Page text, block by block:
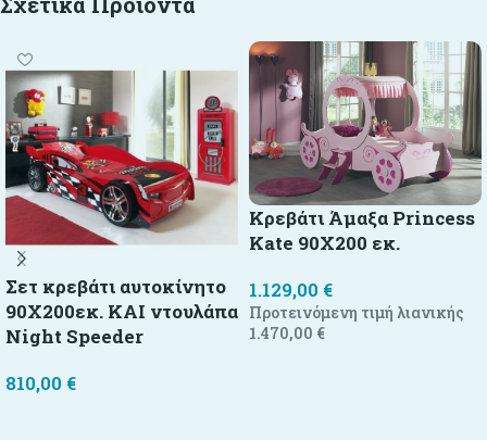
Σετ κρεβάτι αυτοκίνητο
90X200εκ. ΚΑΙ ντουλάπα
Night Speeder
810,00 €
Κρεβάτι Άμαξα Princess
Kate 90X200 εκ.
1.129,00 €
Προτεινόμενη τιμή λιανικής
1.470,00 €